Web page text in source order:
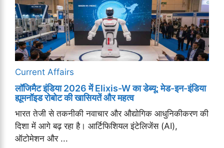
Current Affairs
लॉजिमैट इंडिया 2026 में Elixis-W का डेब्यू: मेड-इन-इंडिया
ह्यूमनॉइड रोबोट की खासियतें और महत्व
भारत तेजी से तकनीकी नवाचार और औद्योगिक आधुनिकीकरण की
दिशा में आगे बढ़ रहा है। आर्टिफिशियल इंटेलिजेंस (AI),
ऑटोमेशन और ...